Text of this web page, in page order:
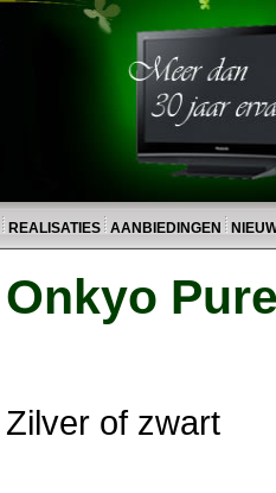
REALISATIES AANBIEDINGEN
Onkyo
Zilver of zwart